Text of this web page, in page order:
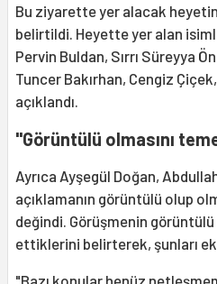
Bu ziyarette yer alacak
belirtildi. Heyette yer alan
Pervin Buldan, Sırrı Süreyya
Tuncer Bakırhan, Cengiz
açıklandı.
"Görüntülü olmasını
Ayrıca Ayşegül Doğan,
açıklamanın görüntülü olup
değindi. Görüşmenin görüntülü
ettiklerini belirterek, şunları
"Bazı konular henüz